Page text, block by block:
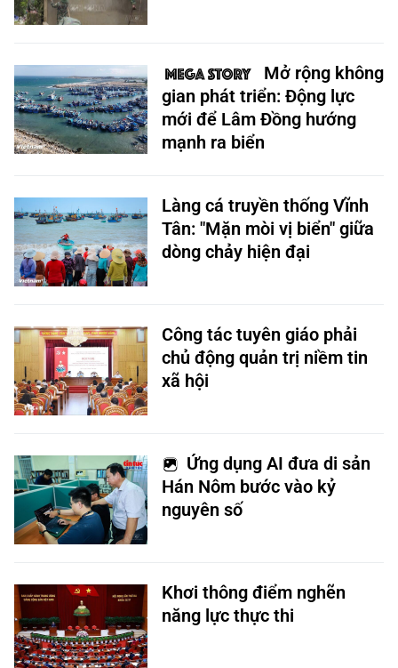
Mở rộng không
gian phát triển: Động lực
mới để Lâm Đồng hướng
mạnh ra biển
Làng cá truyền thống Vĩnh
Tân: "Mặn mòi vị biển" giữa
dòng chảy hiện đại
Công tác tuyên giáo phải
chủ động quản trị niềm tin
xã hội
Ứng dụng AI đưa di sản
Hán Nôm bước vào kỷ
nguyên số
Khơi thông điểm nghẽn
năng lực thực thi